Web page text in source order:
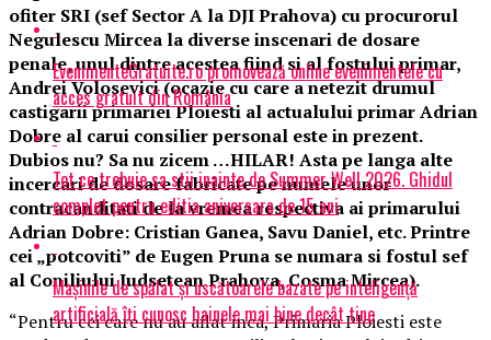
ofiter SRI (sef Sector A la DJI Prahova) cu procurorul
Negulescu Mircea la diverse inscenari de dosare
penale, unul dintre acestea fiind si al fostului primar,
Andrei Volosevici (ocazie cu care a netezit drumul
castigarii primariei Ploiesti al actualului primar Adrian
Dobre al carui consilier personal este in prezent.
Dubios nu? Sa nu zicem …HILAR! Asta pe langa alte
incercari de dosare fabricate pe numele unor
contracanditati de la vremea respectiva ai primarului
Adrian Dobre: Cristian Ganea, Savu Daniel, etc. Printre
cei „potcoviti” de Eugen Pruna se numara si fostul sef
al Coniliului Judsetean Prahova, Cosma Mircea).
“Pentru cei care nu au aflat inca, Primaria Ploiesti este
EvenimenteGratuite.ro promovează online evenimentele cu
acces gratuit din România
Tot ce trebuie sa stii inainte de Summer Well 2026. Ghidul
complet pentru editia aniversara de 15 ani
Mașinile de spălat și uscătoarele bazate pe inteligență
artificială îți cunosc hainele mai bine decât tine